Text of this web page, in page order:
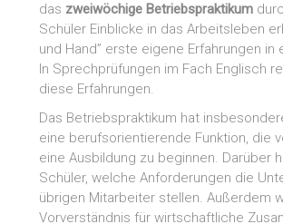
das zweiwöchige Betriebspraktikum
Schüler Einblicke in das Arbeitsleben
und Hand” erste eigene Erfahrungen
In Sprechprüfungen im Fach Englisch
diese Erfahrungen.
Das Betriebspraktikum hat
eine berufsorientierende Funktion, die
eine Ausbildung zu beginnen. Darüber
Schüler, welche Anforderungen die
übrigen Mitarbeiter stellen. Außerdem
Vorverständnis für wirtschaftliche